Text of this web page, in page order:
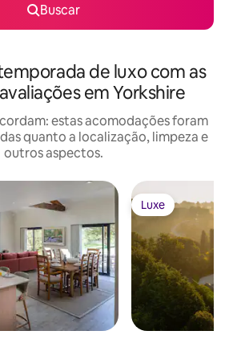
Buscar
de luxo com as
em Yorkshire
estas acomodações foram
quanto a localização, limpeza e
outros aspectos.
Luxe
Luxe